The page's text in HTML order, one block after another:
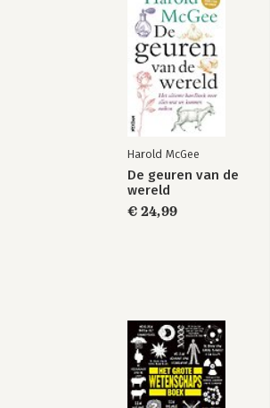
Vallende kwartjes
Harold McGee
De geuren van de
wereld
€ 24,99